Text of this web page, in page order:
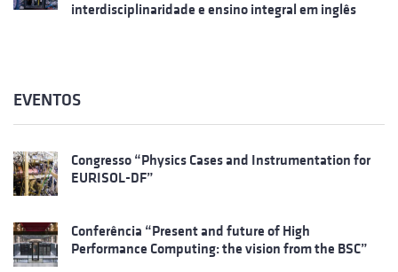
interdisciplinaridade e ensino integral em inglês
EVENTOS
Congresso “Physics Cases and Instrumentation for
EURISOL-DF”
Conferência “Present and future of High
Performance Computing: the vision from the BSC”